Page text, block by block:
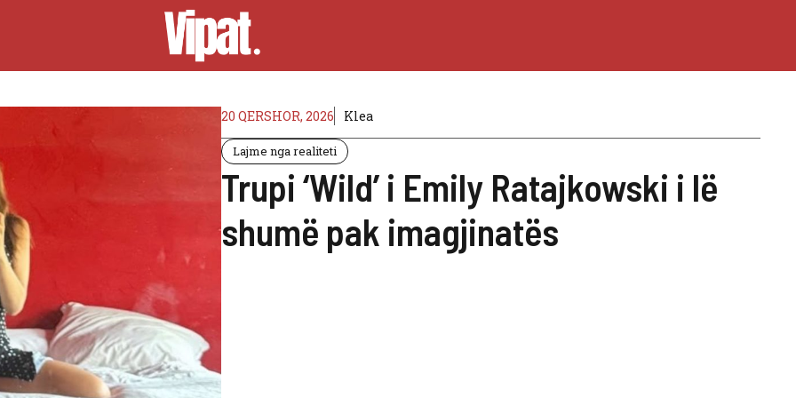
20 QERSHOR, 2026 Klea
Lajme nga realiteti
Trupi ‘Wild’ i Emily Ratajkowski i lë
shumë pak imagjinatës